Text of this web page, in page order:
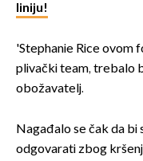
liniju!
'Stephanie Rice ovom
plivački team, trebalo
obožavatelj.
Nagađalo se čak da bi
odgovarati zbog